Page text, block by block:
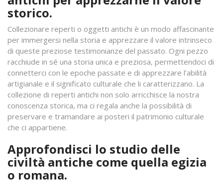
storico.
Collezionare reperti o oggetti antichi è un modo affascinante
per immergersi nella storia e apprezzare il valore intrinseco
di queste preziose testimonianze del passato. Ogni pezzo
racchiude in sé una storia unica e preziosa, permettendoci di
connetterci con le epoche passate e di apprezzare l’abilità
artigianale e il significato culturale che li caratterizzano. La
collezione di reperti antichi non solo arricchisce la nostra
conoscenza storica, ma ci regala anche la possibilità di
preservare e tramandare ai posteri il patrimonio culturale
che ci appartiene.
Approfondisci lo studio delle
civiltà antiche come quella egizia
o romana.